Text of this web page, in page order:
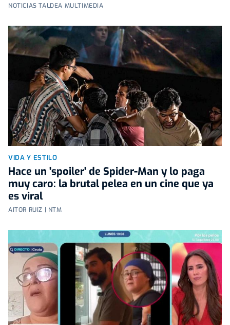
NOTICIAS TALDEA MULTIMEDIA
VIDA Y ESTILO
Hace un 'spoiler' de Spider-Man y lo paga
muy caro: la brutal pelea en un cine que ya
es viral
AITOR RUIZ | NTM